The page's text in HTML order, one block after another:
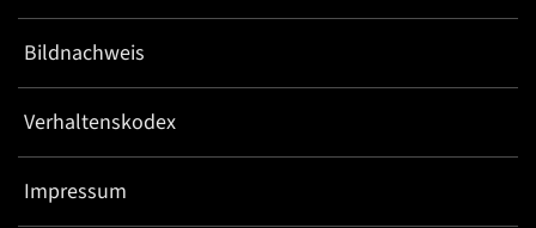
Bildnachweis
Verhaltenskodex
Impressum